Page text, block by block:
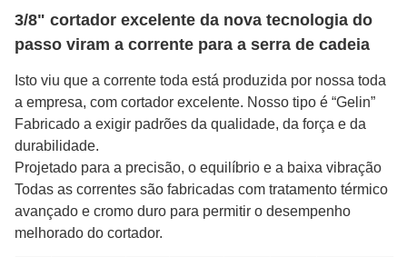
3/8" cortador excelente da nova tecnologia do
passo viram a corrente para a serra de cadeia
Isto viu que a corrente toda está produzida por nossa toda
a empresa, com cortador excelente. Nosso tipo é “Gelin”
Fabricado a exigir padrões da qualidade, da força e da
durabilidade.
Projetado para a precisão, o equilíbrio e a baixa vibração
Todas as correntes são fabricadas com tratamento térmico
avançado e cromo duro para permitir o desempenho
melhorado do cortador.